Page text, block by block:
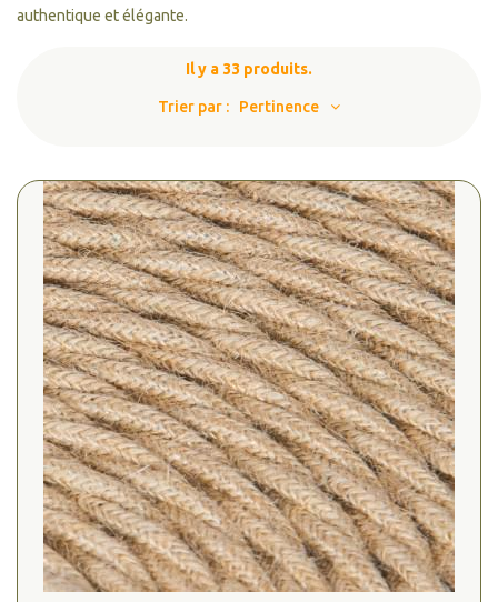
authentique et élégante.
Il y a 33 produits.
Trier par : Pertinence